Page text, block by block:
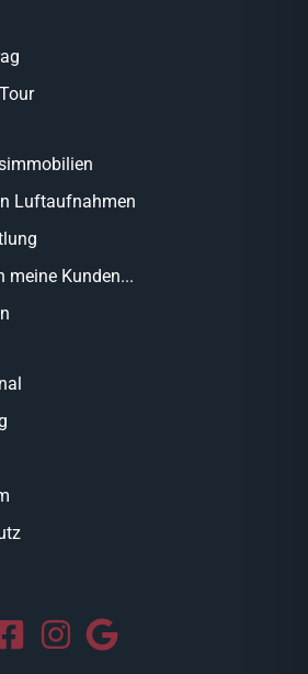
Luftaufnahmen
meine Kunden...